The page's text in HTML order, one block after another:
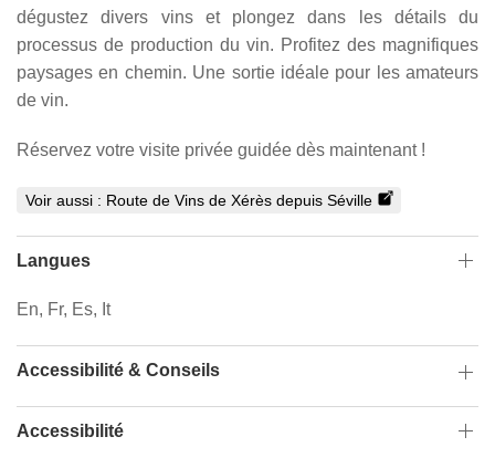
dégustez divers vins et plongez dans les détails du
processus de production du vin. Profitez des magnifiques
paysages en chemin. Une sortie idéale pour les amateurs
de vin.
Réservez votre visite privée guidée dès maintenant !
Voir aussi : Route de Vins de Xérès depuis Séville
Langues
En, Fr, Es, It
Accessibilité & Conseils
Accessibilité